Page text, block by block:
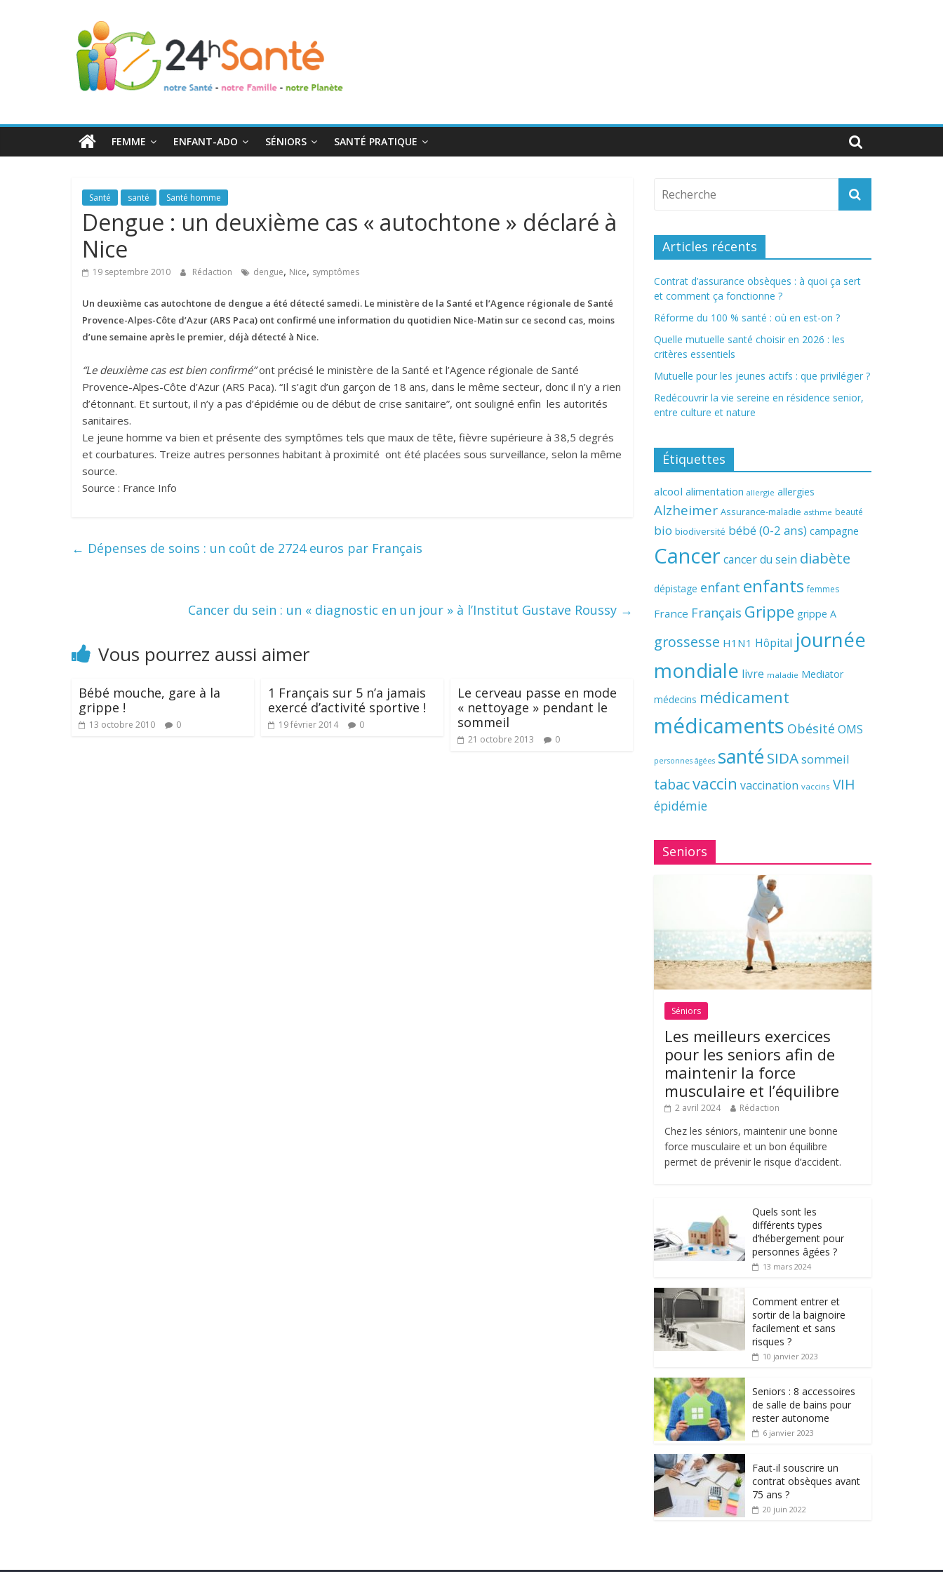
24h
Santé
toute
FEMME ENFANT-ADO SÉNIORS SANTÉ PRATIQUE
Santé santé Santé homme
Dengue : un deuxième cas « autochtone » déclaré à
Nice
19 septembre 2010 Rédaction dengue, Nice, symptômes
Un deuxième cas autochtone de dengue a été détecté samedi. Le ministère de la Santé et l’Agence régionale de Santé
Provence-Alpes-Côte d’Azur (ARS Paca) ont confirmé une information du quotidien Nice-Matin sur ce second cas, moins
d’une semaine après le premier, déjà détecté à Nice.
“Le deuxième cas est bien confirmé”ont précisé le ministère de la Santé et l’Agence régionale de Santé
Provence-Alpes-Côte d’Azur (ARS Paca). “Il s’agit d’un garçon de 18 ans, dans le même secteur, donc il n’y a rien
d’étonnant. Et surtout, il n’y a pas d’épidémie ou de début de crise sanitaire”, ont souligné enfin les autorités
sanitaires.
Le jeune homme va bien et présente des symptômes tels que maux de tête, fièvre supérieure à 38,5 degrés
et courbatures. Treize autres personnes habitant à proximité ont été placées sous surveillance, selon la même
source.
Source : France Info
← Dépenses de soins : un coût de 2724 euros par Français
Cancer du sein : un « diagnostic en un jour » à l’Institut Gustave Roussy →
Vous pourrez aussi aimer
Bébé mouche, gare à la
grippe !
13 octobre 2010 0
1 Français sur 5 n’a jamais
exercé d’activité sportive !
19 février 2014 0
Le cerveau passe en mode
« nettoyage » pendant le
sommeil
21 octobre 2013 0
Articles récents
Contrat d’assurance obsèques : à quoi ça sert
et comment ça fonctionne ?
Réforme du 100 % santé : où en est-on ?
Quelle mutuelle santé choisir en 2026 : les
critères essentiels
Mutuelle pour les jeunes actifs : que privilégier ?
Redécouvrir la vie sereine en résidence senior,
entre culture et nature
Étiquettes
alcool alimentation allergie allergies
Alzheimer Assurance-maladie asthme beauté
bio biodiversité bébé (0-2 ans) campagne
Cancer cancer du sein diabète
dépistage enfant enfants femmes
France Français Grippe grippe A
grossesse H1N1 Hôpital journée
mondiale livre maladie Mediator
médecins médicament
médicaments Obésité OMS
personnes âgées santé SIDAsommeil
tabacvaccin vaccination vaccins VIH
épidémie
Seniors
Séniors
Les meilleurs exercices
pour les seniors afin de
maintenir la force
musculaire et l’équilibre
2 avril 2024 Rédaction
Chez les séniors, maintenir une bonne
force musculaire et un bon équilibre
permet de prévenir le risque d’accident.
Quels sont les
différents types
d’hébergement pour
personnes âgées ?
13 mars 2024
Comment entrer et
sortir de la baignoire
facilement et sans
risques ?
10 janvier 2023
Seniors : 8 accessoires
de salle de bains pour
rester autonome
6 janvier 2023
Faut-il souscrire un
contrat obsèques avant
75 ans ?
20 juin 2022